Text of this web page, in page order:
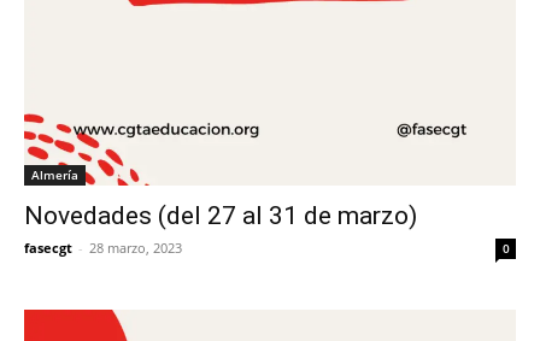
Almería
Novedades (del 27 al 31 de marzo)
fasecgt - 28 marzo, 2023 0